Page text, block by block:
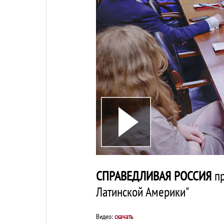
СПРАВЕДЛИВАЯ РОССИЯ
Латинской Америки"
Видео:скачать